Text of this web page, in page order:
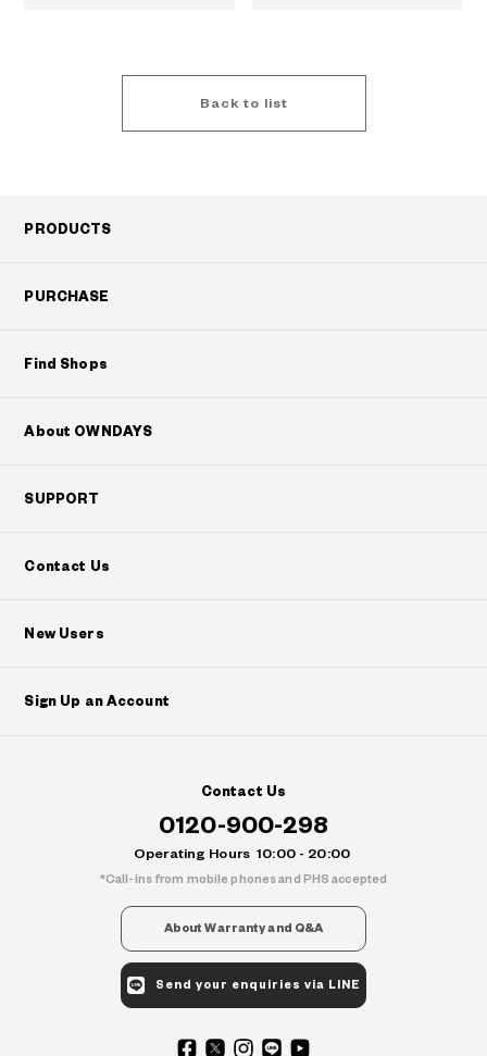
Back to list
PRODUCTS
PURCHASE
Find Shops
About OWNDAYS
SUPPORT
Contact Us
New Users
Sign Up an Account
Contact Us
0120-900-298
Operating Hours 10:00 - 20:00
Call-ins from mobile phones and PHS accepted
About Warranty and Q&A
Send your enquiries via LINE